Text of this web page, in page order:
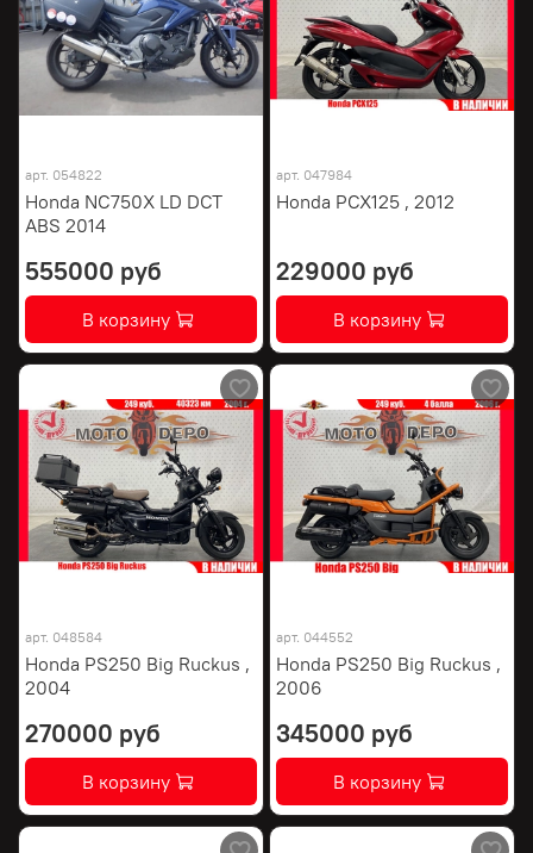
арт. 054822
Honda NC750X LD DCT
ABS 2014
555000 руб
В корзину
арт. 047984
Honda PCX125 , 2012
229000 руб
В корзину
арт. 048584
Honda PS250 Big Ruckus ,
2004
270000 руб
В корзину
арт. 044552
Honda PS250 Big Ruckus ,
2006
345000 руб
В корзину